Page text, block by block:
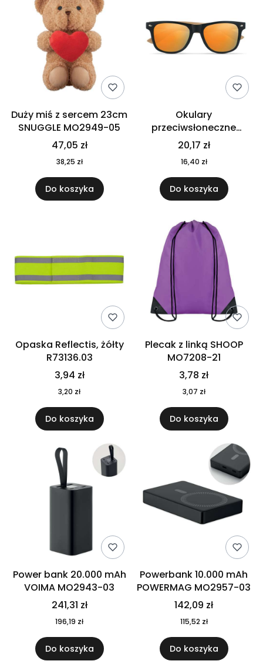
Duży miś z sercem 23cm
SNUGGLE MO2949-05
47,05 zł
38,25 zł
Do koszyka
Okulary
przeciwsłoneczne
CALIFORNIA TOUCH
MO9617-10
20,17 zł
16,40 zł
Do koszyka
Opaska Reflectis, żółty
R73136.03
3,94 zł
3,20 zł
Do koszyka
Plecak z linką SHOOP
MO7208-21
3,78 zł
3,07 zł
Do koszyka
Power bank 20.000 mAh
VOIMA MO2943-03
241,31 zł
196,19 zł
Do koszyka
Powerbank 10.000 mAh
POWERMAG MO2957-03
142,09 zł
115,52 zł
Do koszyka